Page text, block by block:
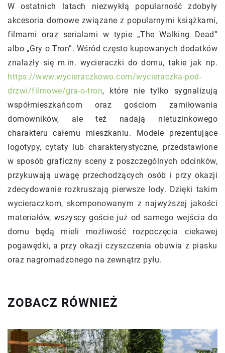
W ostatnich latach niezwykłą popularność zdobyły
akcesoria domowe związane z popularnymi książkami,
filmami oraz serialami w typie „The Walking Dead”
albo „Gry o Tron”. Wśród często kupowanych dodatków
znalazły się m.in. wycieraczki do domu, takie jak np.
https://www.wycieraczkowo.com/wycieraczka-pod-
drzwi/filmowe/gra-o-tron, które nie tylko sygnalizują
współmieszkańcom oraz gościom zamiłowania
domowników, ale też nadają nietuzinkowego
charakteru całemu mieszkaniu. Modele prezentujące
logotypy, cytaty lub charakterystyczne, przedstawione
w sposób graficzny sceny z poszczególnych odcinków,
przykuwają uwagę przechodzących osób i przy okazji
zdecydowanie rozkruszają pierwsze lody. Dzięki takim
wycieraczkom, skomponowanym z najwyższej jakości
materiałów, wszyscy goście już od samego wejścia do
domu będą mieli możliwość rozpoczęcia ciekawej
pogawędki, a przy okazji czyszczenia obuwia z piasku
oraz nagromadzonego na zewnątrz pyłu.
ZOBACZ RÓWNIEŻ